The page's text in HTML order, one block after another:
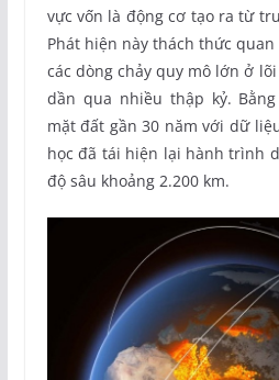
vực vốn là động cơ tạo ra từ
Phát hiện này thách thức
các dòng chảy quy mô lớn ở
dần qua nhiều thập kỷ.
mặt đất gần 30 năm với dữ
học đã tái hiện lại hành trình
độ sâu khoảng 2.200 km.